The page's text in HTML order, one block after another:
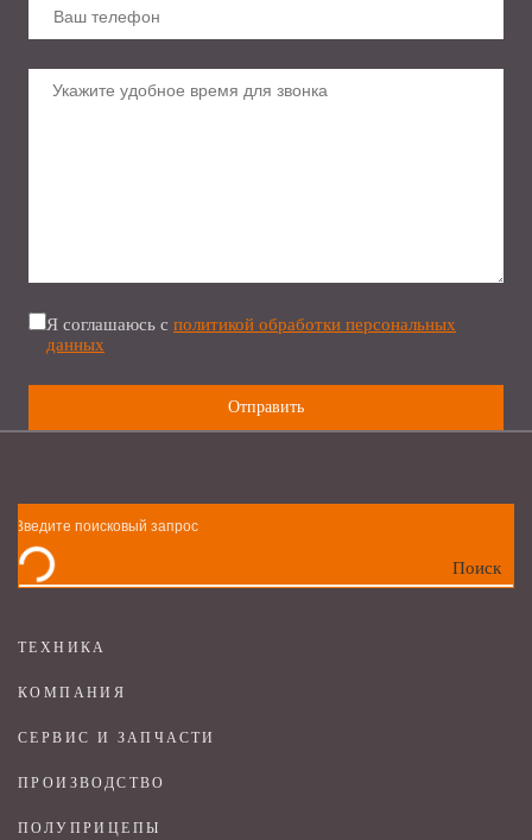
Я соглашаюсь с политикой обработки персональных
данных
ТЕХНИКА
КОМПАНИЯ
СЕРВИС И ЗАПЧАСТИ
ПРОИЗВОДСТВО
ПОЛУПРИЦЕПЫ
Поиск